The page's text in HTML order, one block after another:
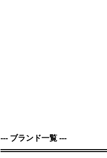
--- ブランド一覧 ---